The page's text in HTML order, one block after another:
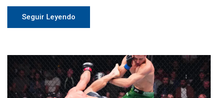
Seguir Leyendo